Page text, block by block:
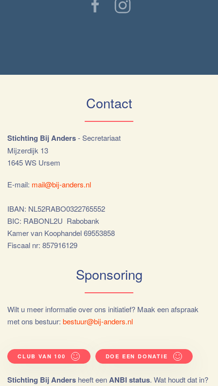
Contact
Stichting Bij Anders- Secretariaat
Mijzerdijk 13
1645 WS Ursem
E-mail: mail@bij-anders.nl
IBAN: NL52RABO0322765552
BIC: RABONL2U Rabobank
Kamer van Koophandel 69553858
Fiscaal nr: 857916129
Sponsoring
Wilt u meer informatie over ons initiatief? Maak een afspraak
met ons bestuur: bestuur@bij-anders.nl
CLUB VAN 100 DOE EEN DONATIE
Stichting Bij Anders heeft eenANBI status. Wat houdt dat in?